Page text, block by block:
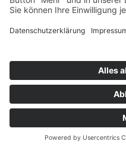
Zahnarzt Wissen
Stellenangebote
©2026 Zahnarzt